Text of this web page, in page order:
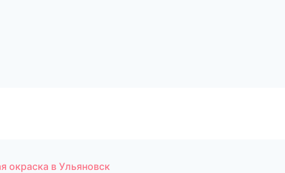
окраска в Ульяновск